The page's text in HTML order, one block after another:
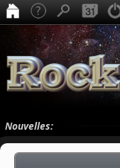
Nouvelles: